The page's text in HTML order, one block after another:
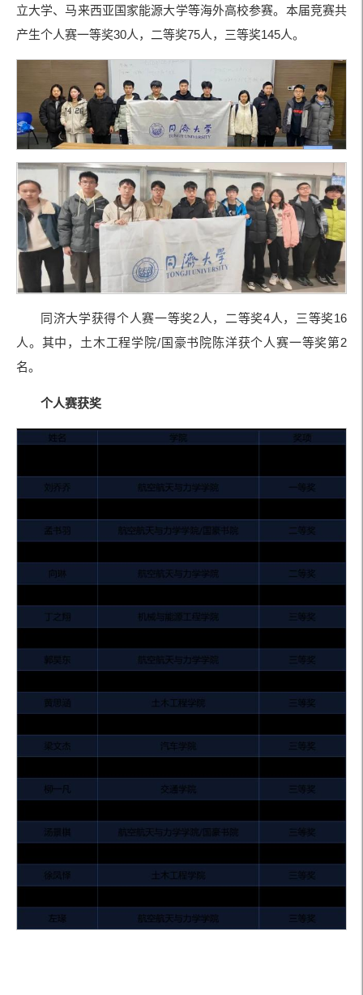
立大学、马来西亚国家能源大学等海外高校参赛。本届竞赛共
产生个人赛一等奖30人，二等奖75人，三等奖145人。
同济大学获得个人赛一等奖2人，二等奖4人，三等奖16
人。其中，土木工程学院/国豪书院陈洋获个人赛一等奖第2
名。
个人赛获奖